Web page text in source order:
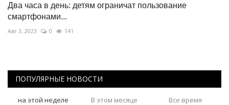
Два часа в день: детям ограничат пользование
смартфонами...
Авг 3, 2023 0 141
ПОПУЛЯРНЫЕ НОВОСТИ
на этой неделе В этом месяце Все время